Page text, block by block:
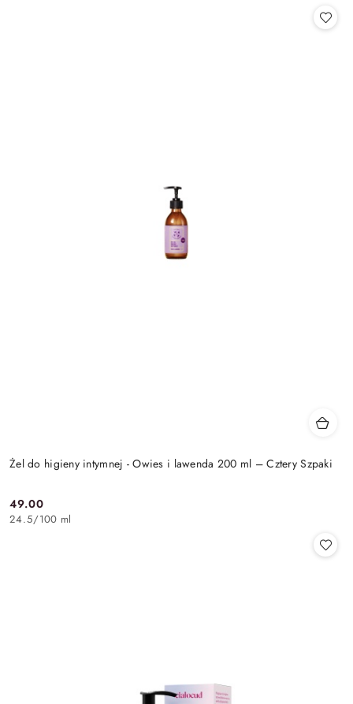
Żel do higieny intymnej - Owies i lawenda 200 ml – Cztery Szpaki
Cena:
49.00
24.5/100 ml